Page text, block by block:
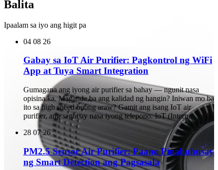
Balita
Ipaalam sa iyo ang higit pa
04 08 26
Gabay sa IoT Air Purifier: Pagkontrol ng WiFi
App at Tuya Smart Integration
Gumagana ang iyong air purifier sa bahay — ngunit nasa
opisina ka. Maganda ba ang kalidad ng hangin? Iniwan mo ba
ito sa high speed buong araw? Gamit ang isang IoT air
purifier, ang sagot ay nasa iyong telepono. IoT (Intern...
28 07 26
PM2.5 Sensor Air Purifier: Paano Pinahuhusay
ng Smart Detection ang Pagsasala